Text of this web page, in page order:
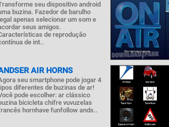
seu dispositivo android
buzina. Fazedor de barulho
legal apenas selecionar um som e
seus amigos.
de reprodução
de int..
AIR HORNS
seu smartphone pode jogar 4
diferentes de buzinas de ar!
pode escolher: ar clássico
bicicleta chifre vuvuzelas
hornhave funfollow ands..